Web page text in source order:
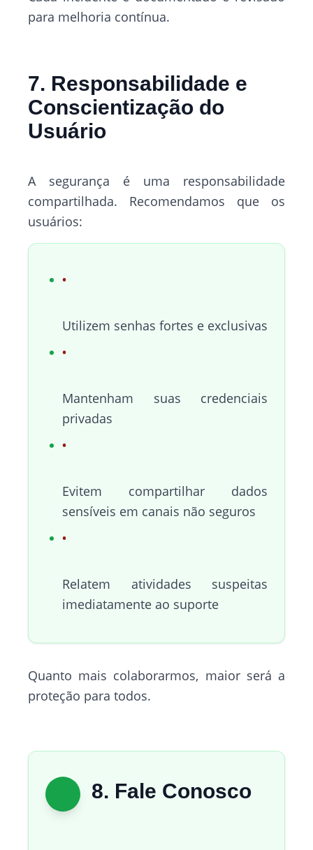
para melhoria contínua.
7. Responsabilidade e
Conscientização do
Usuário
A segurança é uma responsabilidade
compartilhada. Recomendamos que os
usuários:
Utilizem senhas fortes e exclusivas
Mantenham suas credenciais
privadas
Evitem compartilhar dados
sensíveis em canais não seguros
Relatem atividades suspeitas
imediatamente ao suporte
Quanto mais colaborarmos, maior será a
proteção para todos.
8. Fale Conosco